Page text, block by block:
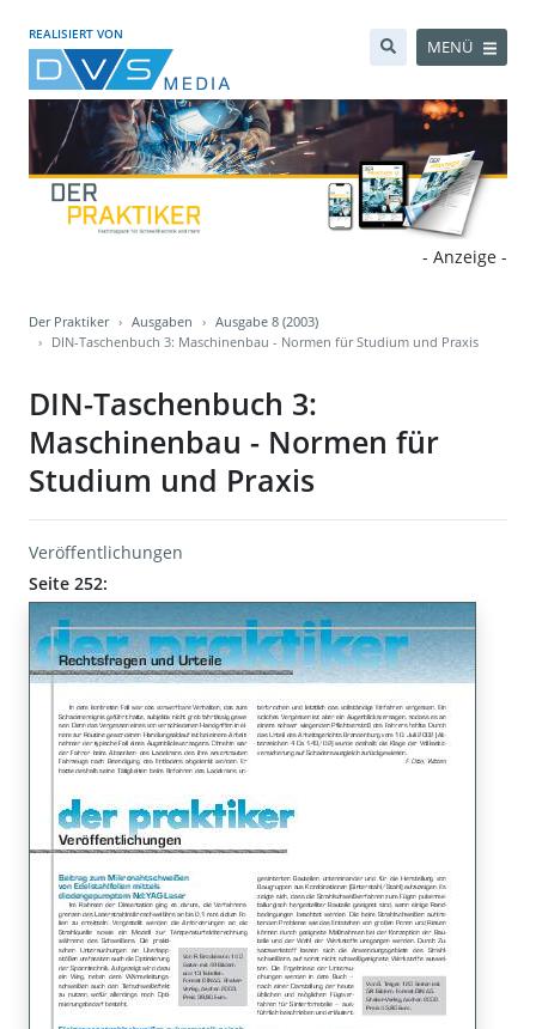
REALISIERT VON
MENÜ
- Anzeige -
Der Praktiker Ausgaben
Ausgabe 8 (2003)
DIN-Taschenbuch 3: Maschinenbau - Normen für Studium und Praxis
DIN-Taschenbuch 3:
Maschinenbau - Normen für
Studium und Praxis
Veröffentlichungen
Seite 252: